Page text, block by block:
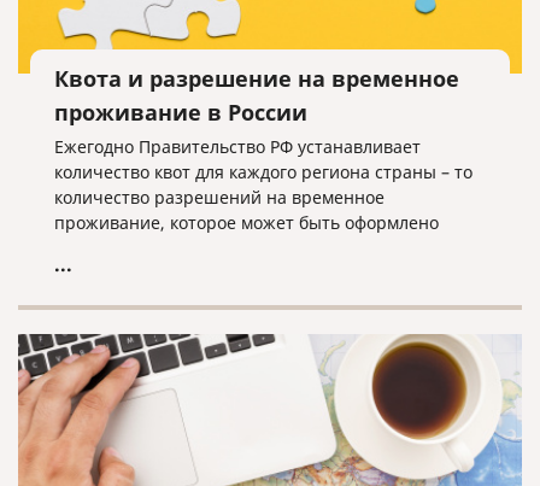
Квота и разрешение на временное
проживание в России
Ежегодно Правительство РФ устанавливает
количество квот для каждого региона страны – то
количество разрешений на временное
проживание, которое может быть оформлено
получения такого разрешения.
...